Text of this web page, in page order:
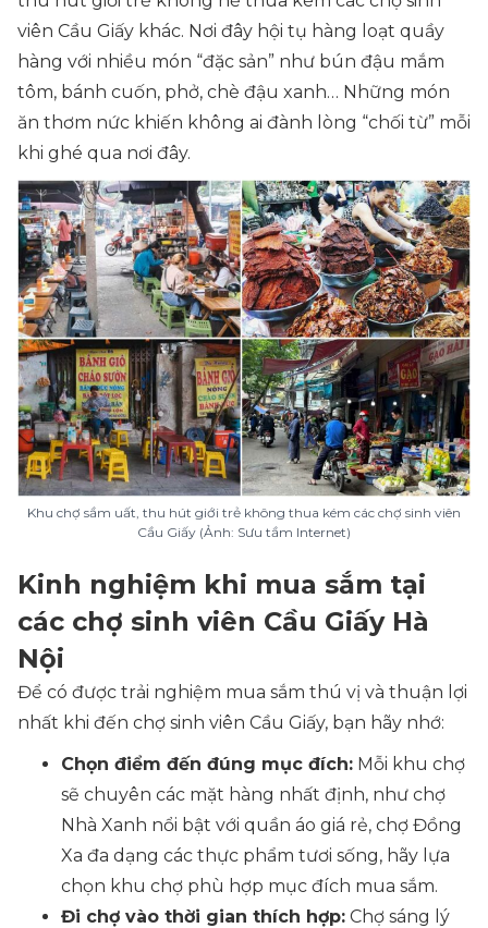
viên Cầu Giấy khác. Nơi đây hội tụ hàng loạt quầy
hàng với nhiều món “đặc sản” như bún đậu mắm
tôm, bánh cuốn, phở, chè đậu xanh… Những món
ăn thơm nức khiến không ai đành lòng “chối từ” mỗi
khi ghé qua nơi đây.
Khu chợ sầm uất, thu hút giới trẻ không thua kém các chợ sinh viên
Cầu Giấy (Ảnh: Sưu tầm Internet)
Kinh nghiệm khi mua sắm tại
các chợ sinh viên Cầu Giấy Hà
Nội
Để có được trải nghiệm mua sắm thú vị và thuận lợi
nhất khi đến chợ sinh viên Cầu Giấy, bạn hãy nhớ:
Chọn điểm đến đúng mục đích: Mỗi khu chợ
sẽ chuyên các mặt hàng nhất định, như chợ
Nhà Xanh nổi bật với quần áo giá rẻ, chợ Đồng
Xa đa dạng các thực phẩm tươi sống, hãy lựa
chọn khu chợ phù hợp mục đích mua sắm.
Đi chợ vào thời gian thích hợp: Chợ sáng lý